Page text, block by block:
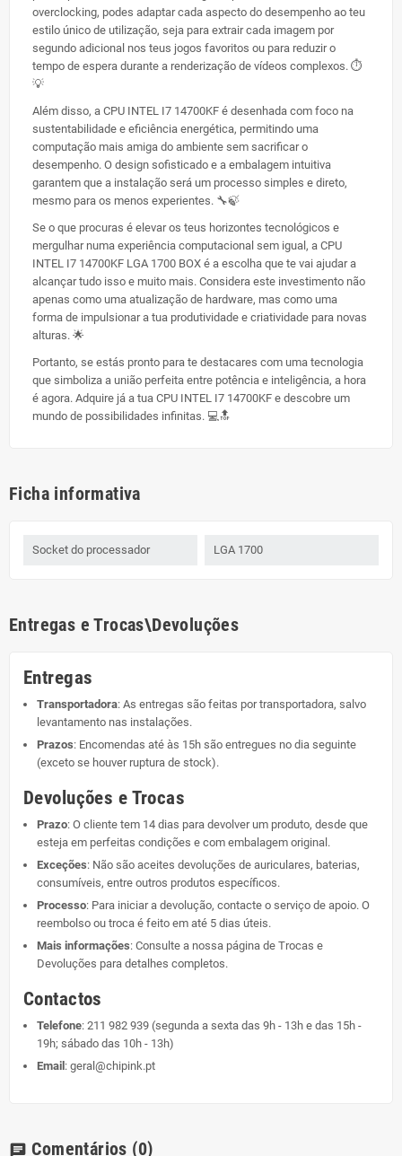
overclocking, podes adaptar cada aspecto do desempenho ao teu
estilo único de utilização, seja para extrair cada imagem por
segundo adicional nos teus jogos favoritos ou para reduzir o
tempo de espera durante a renderização de vídeos complexos. ⏱️
💡
Além disso, a CPU INTEL I7 14700KF é desenhada com foco na
sustentabilidade e eficiência energética, permitindo uma
computação mais amiga do ambiente sem sacrificar o
desempenho. O design sofisticado e a embalagem intuitiva
garantem que a instalação será um processo simples e direto,
mesmo para os menos experientes. 🔧🍃
Se o que procuras é elevar os teus horizontes tecnológicos e
mergulhar numa experiência computacional sem igual, a CPU
INTEL I7 14700KF LGA 1700 BOX é a escolha que te vai ajudar a
alcançar tudo isso e muito mais. Considera este investimento não
apenas como uma atualização de hardware, mas como uma
forma de impulsionar a tua produtividade e criatividade para novas
alturas. 🌟
Portanto, se estás pronto para te destacares com uma tecnologia
que simboliza a união perfeita entre potência e inteligência, a hora
é agora. Adquire já a tua CPU INTEL I7 14700KF e descobre um
mundo de possibilidades infinitas. 💻🔝
Ficha informativa
Socket do processador LGA 1700
Entregas e Trocas\Devoluções
Entregas
Transportadora: As entregas são feitas por transportadora, salvo
levantamento nas instalações.
Prazos: Encomendas até às 15h são entregues no dia seguinte
(exceto se houver ruptura de stock).
Devoluções e Trocas
Prazo: O cliente tem 14 dias para devolver um produto, desde que
esteja em perfeitas condições e com embalagem original.
Exceções: Não são aceites devoluções de auriculares, baterias,
consumíveis, entre outros produtos específicos.
Processo: Para iniciar a devolução, contacte o serviço de apoio. O
reembolso ou troca é feito em até 5 dias úteis.
Mais informações: Consulte a nossa página de Trocas e
Devoluções para detalhes completos.
Contactos
Telefone: 211 982 939 (segunda a sexta das 9h - 13h e das 15h -
19h; sábado das 10h - 13h)
Email : geral@chipink.pt
chat Comentários (0)